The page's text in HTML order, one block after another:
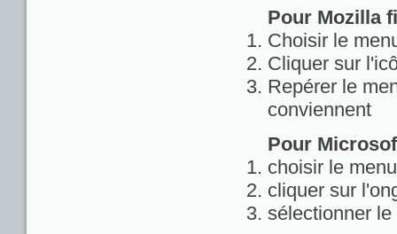
Pour Mozilla
Choisir le
Cliquer sur
Repérer le
conviennent
Pour
choisir le
cliquer sur
sélectionner